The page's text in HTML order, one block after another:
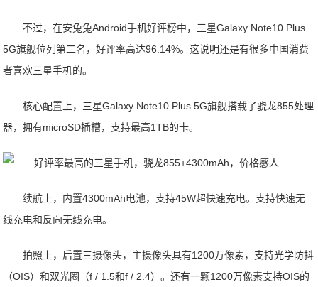
不过，在安兔兔Android手机好评榜中，三星Galaxy Note10 Plus
5G旗舰位列第二名，好评率高达96.14%。这说明还是有很多中国消费
者喜欢三星手机的。
核心配置上，三星Galaxy Note10 Plus 5G旗舰搭载了骁龙855处理
器，拥有microSD插槽，支持最高1TB的卡。
续航上，内置4300mAh电池，支持45W超快速充电。支持快速无
线充电和反向无线充电。
拍照上，后置三摄像头，主摄像头具有1200万像素，支持光学防抖
（OIS）和双光圈（f / 1.5和f / 2.4）。还有一颗1200万像素支持OIS的